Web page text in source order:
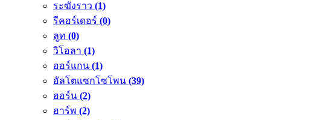
ระฆังราว (1)
รีคอร์เดอร์ (0)
ลูท (0)
วิโอลา (1)
ออร์แกน (1)
อัลโตแซกโซโพน (39)
ฮอร์น (2)
ฮาร์พ (2)